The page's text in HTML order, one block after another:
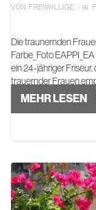
VON FREIWILLIGE - 16.
Die traunernden
Farbe_Foto
ein 24-jähriger
trauernder Frauen
eines Freundes
MEHR LESEN